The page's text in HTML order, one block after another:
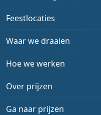
Feestlocaties
Waar we draaien
Hoe we werken
Over prijzen
Ga naar prijzen